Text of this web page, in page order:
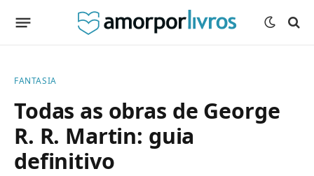
FANTASIA
Todas as obras de George
R. R. Martin: guia
definitivo